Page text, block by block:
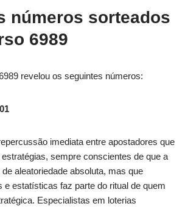
números sorteados
6989
revelou os seguintes números:
imediata entre apostadores que
sempre conscientes de que a
aleatoriedade absoluta, mas que
e estatísticas faz parte do ritual de quem
Especialistas em loterias